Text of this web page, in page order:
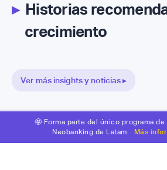
▸Historias
crecimiento
Ver más insights y noticias ▸
🤩 Forma parte del único programa
Neobanking de Latam.
Más